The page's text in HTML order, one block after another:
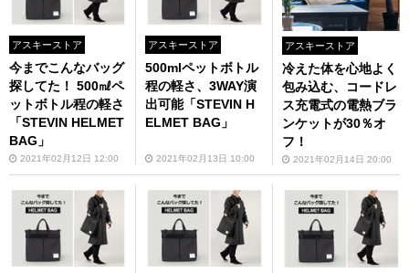
アスキーストア
今までこんなバッグ
探してた！ 500㎖ペ
ットボトル程の軽さ
「STEVIN HELMET
BAG」
2021年02月12日 12:00
アスキーストア
500mlペットボトル
程の軽さ、3WAY演
出可能「STEVIN H
ELMET BAG」
2021年02月13日 10:00
アスキーストア
冷えた体を心地よく
包み込む、コードレ
ス充電式の電熱ブラ
ンケットが30％オ
フ！
2021年02月14日 20:00